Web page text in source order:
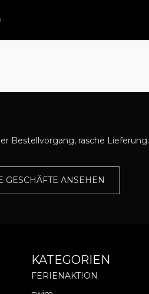
Bestellvorgang, rasche Lieferung.
GESCHÄFTE ANSEHEN
KATEGORIEN
FERIENAKTION